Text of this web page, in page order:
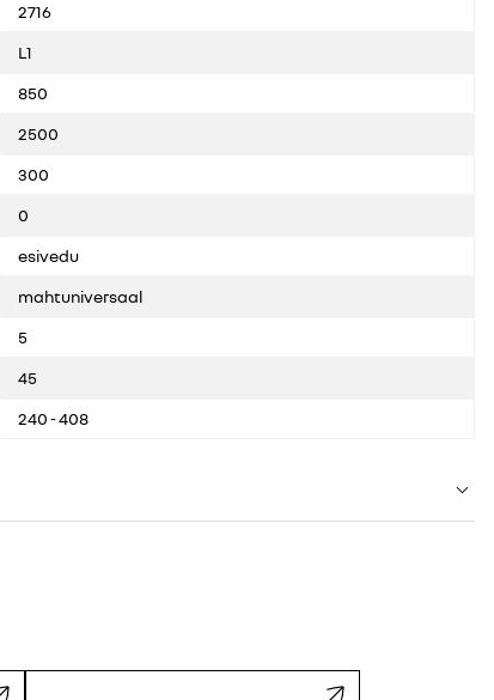
2716
L1
850
2500
300
0
esivedu
mahtuniversaal
5
45
240 - 408